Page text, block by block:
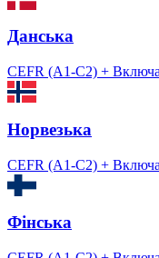
Данська
CEFR (A1-C2) +
Норвезька
CEFR (A1-C2) +
Фінська